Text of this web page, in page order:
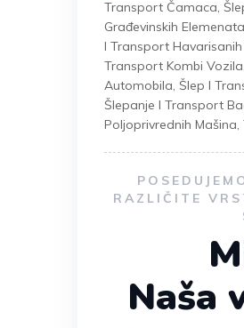
Transport Čamaca,
Građevinskih Elemenata
I Transport
Transport Kombi Vozila
Automobila, Šlep I
Šlepanje I Transport
Poljoprivrednih Mašina,
RAZLIČITE
Naša